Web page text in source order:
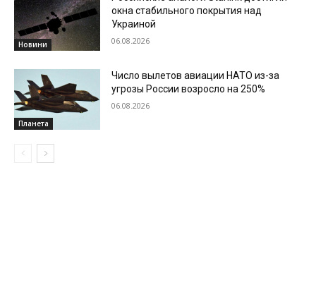
Новини
окна стабильного покрытия над
Украиной
06.08.2026
Планета
Число вылетов авиации НАТО из-за
угрозы России возросло на 250%
06.08.2026